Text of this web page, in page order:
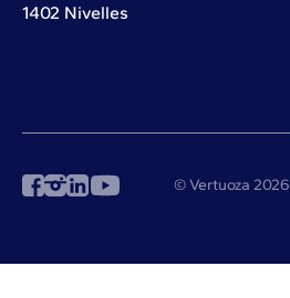
1402 Nivelles
© Vertuoza 2026